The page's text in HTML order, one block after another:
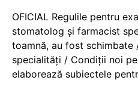
OFICIAL Regulile pentru
stomatolog și farmacist
toamnă, au fost schimbate
specialități / Condiții noi
elaborează subiectele